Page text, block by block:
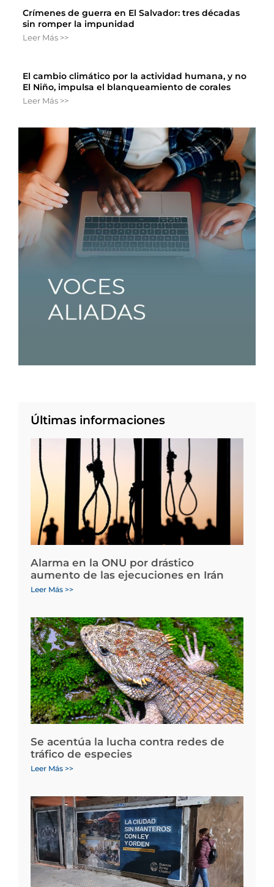
Crímenes de guerra en El Salvador: tres décadas
sin romper la impunidad
Leer Más >>
El cambio climático por la actividad humana, y no
El Niño, impulsa el blanqueamiento de corales
Leer Más >>
Últimas informaciones
Alarma en la ONU por drástico
aumento de las ejecuciones en Irán
Leer Más >>
Se acentúa la lucha contra redes de
tráfico de especies
Leer Más >>